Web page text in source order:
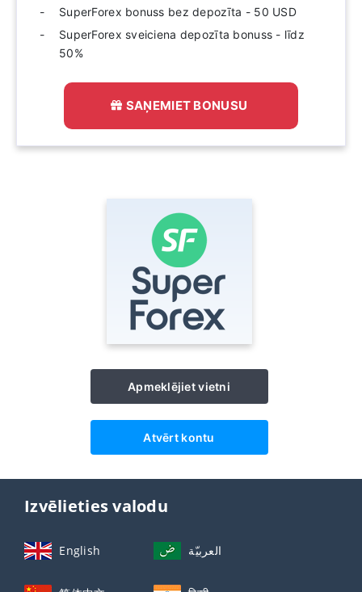
SuperForex bonuss bez depozīta - 50 USD
SuperForex sveiciena depozīta bonuss - līdz
50%
SAŅEMIET BONUSU
Apmeklējiet vietni
Atvērt kontu
Izvēlieties valodu
English العربيّة